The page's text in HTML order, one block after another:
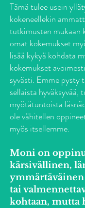
Tämä tulee usein
kokeneellekin
tutkimusten mukaan
omat kokemukset
lisää kykyä kohdata
kokemukset
syvästi. Emme pysty
sellaista hyväksyvää,
myötätuntoista
ole vähitellen
myös itsellemme.​
Moni on
kärsivällinen,
ymmärtäväinen
tai
kohtaan, mutta